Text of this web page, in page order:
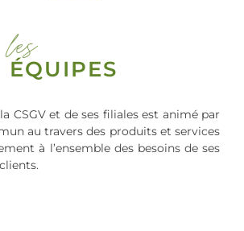
les
ÉQUIPES
CSGV et de ses filiales est animé par
au travers des produits et services
à l’ensemble des besoins de ses